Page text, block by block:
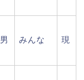
男 みんな 現